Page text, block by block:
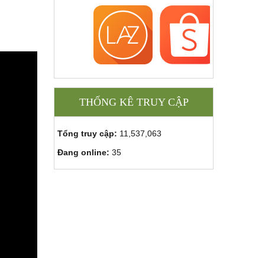
THỐNG KÊ TRUY CẬP
Tổng truy cập: 11,537,063
Đang online: 35